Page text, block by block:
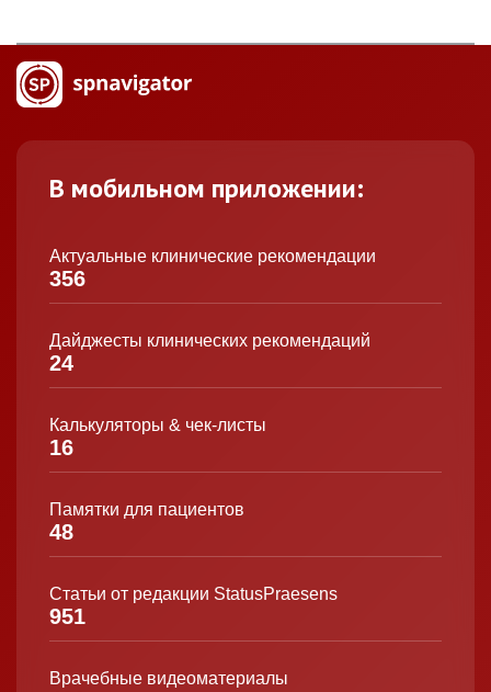
В мобильном приложении:
Актуальные клинические рекомендации
356
Дайджесты клинических рекомендаций
24
Калькуляторы & чек-листы
16
Памятки для пациентов
48
Статьи от редакции StatusPraesens
951
Врачебные видеоматериалы